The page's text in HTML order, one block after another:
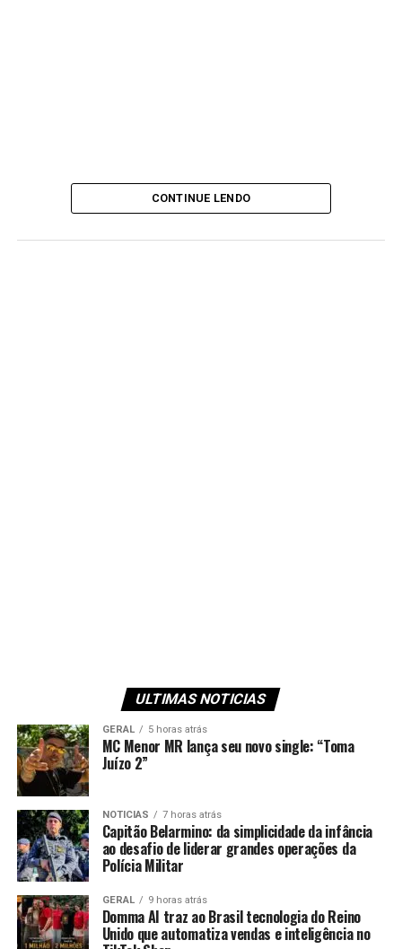
CONTINUE LENDO
ULTIMAS NOTICIAS
GERAL 5 horas atrás
MC Menor MR lança seu novo single: “Toma
Juízo 2”
NOTICIAS 7 horas atrás
Capitão Belarmino: da simplicidade da infância
ao desafio de liderar grandes operações da
Polícia Militar
GERAL 9 horas atrás
Domma AI traz ao Brasil tecnologia do Reino
Unido que automatiza vendas e inteligência no